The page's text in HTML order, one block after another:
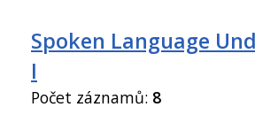
Spoken Language
I
Počet záznamů: 8